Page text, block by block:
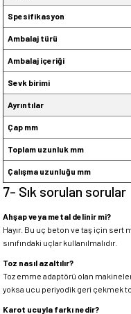
Spesifikasyon
Ambalaj türü
Ambalaj içeriği
Sevk birimi
Ayrıntılar
Çap mm
Toplam uzunluk mm
Çalışma uzunluğu mm
7- Sık sorulan sorular
Ahşap veya metal delinir mi?
Hayır. Bu uç beton ve taş için
sınıfındaki uçlar kullanılmalıdır.
Toz nasıl azaltılır?
Toz emme adaptörü olan
yoksa ucu periyodik geri çekmek
Karot ucuyla farkı nedir?